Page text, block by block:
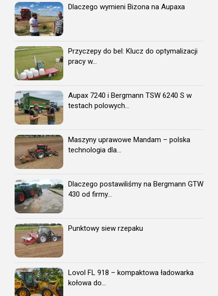
Dlaczego wymieni Bizona na Aupaxa
Przyczepy do bel: Klucz do optymalizacji
pracy w...
Aupax 7240 i Bergmann TSW 6240 S w
testach polowych...
Maszyny uprawowe Mandam – polska
technologia dla...
Dlaczego postawiliśmy na Bergmann GTW
430 od firmy...
Punktowy siew rzepaku
Lovol FL 918 – kompaktowa ładowarka
kołowa do...